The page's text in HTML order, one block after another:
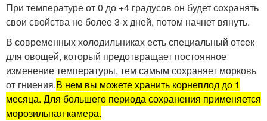
При температуре от 0 до +4 градусов он будет сохранять
свои свойства не более 3-х дней, потом начнет вянуть.
В современных холодильниках есть специальный отсек
для овощей, который предотвращает постоянное
изменение температуры, тем самым сохраняет морковь
от гниения.В нем вы можете хранить корнеплод до 1
месяца. Для большего периода сохранения применяется
морозильная камера.